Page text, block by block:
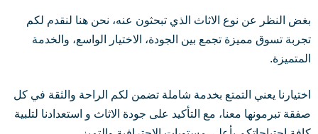
بغض النظر عن نوع الاثاث الذي تبحثون عنه، نحن هنا لنقدم لكم
تجربة تسوق مميزة تجمع بين الجودة، الاختيار الواسع، والخدمة
المتميزة.
اختيارنا يعني التمتع بخدمة شاملة تضمن لكم الراحة والثقة في كل
صفقة تبرمونها معنا، مع التأكيد على جودة الاثاث و استعدادنا لتلبية